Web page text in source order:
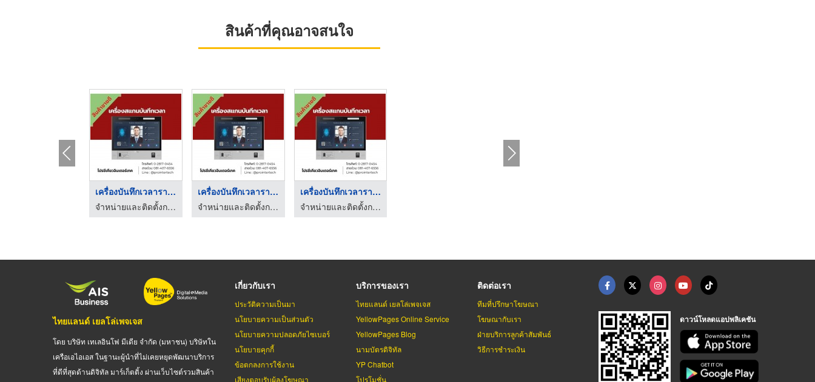
สินค้าที่คุณอาจสนใจ
เครื่องบันทึกเวลาราค ...
จำหน่ายและติดตั้งกล้องวงจรปิดราคาถูก
เครื่องบันทึกเวลาราค ...
จำหน่ายและติดตั้งกล้องวงจรปิดราคาถูก
เครื่องบันทึกเวลาราค ...
จำหน่ายและติดตั้งกล้องวงจรปิดราคาถูก
ไทยแลนด์ เยลโล่เพจเจส
โดย บริษัท เทเลอินโฟ มีเดีย จำกัด (มหาชน) บริษัทใน
เครือเอไอเอส ในฐานะผู้นำที่ไม่เคยหยุดพัฒนาบริการ
ที่ดีที่สุดด้านดิจิทัล มาร์เก็ตติ้ง ผ่านเว็บไซต์รวมสินค้า
เกี่ยวกับเรา
ประวัติความเป็นมา
นโยบายความเป็นส่วนตัว
นโยบายความปลอดภัยไซเบอร์
นโยบายคุกกี้
ข้อตกลงการใช้งาน
เสียงตอบรับผู้ลงโฆษณา
บริการของเรา
ไทยแลนด์ เยลโล่เพจเจส
YellowPages Online Service
YellowPages Blog
นามบัตรดิจิทัล
YP Chatbot
โปรโมชั่น
ติดต่อเรา
ทีมที่ปรึกษาโฆษณา
โฆษณากับเรา
ฝ่ายบริการลูกค้าสัมพันธ์
วิธีการชำระเงิน
ดาวน์โหลดแอปพลิเคชัน